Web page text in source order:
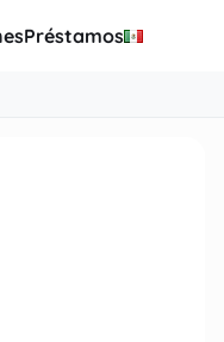
Préstamos